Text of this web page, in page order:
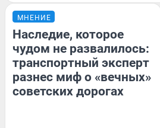
МНЕНИЕ
Наследие, которое
чудом не развалилось:
транспортный эксперт
разнес миф о «вечных»
советских дорогах